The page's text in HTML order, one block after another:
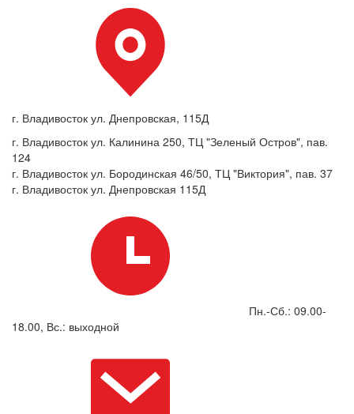
г. Владивосток ул. Днепровская, 115Д
г. Владивосток ул. Калинина 250, ТЦ "Зеленый Остров", пав.
124
г. Владивосток ул. Бородинская 46/50, ТЦ "Виктория", пав. 37
г. Владивосток ул. Днепровская 115Д
Пн.-Сб.: 09.00-
18.00, Вс.: выходной